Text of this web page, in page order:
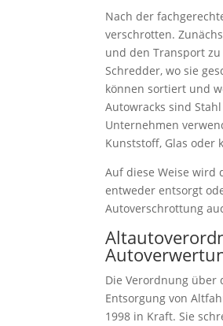
Nach der
verschrotten.
und den Transport
Schredder, wo sie
können sortiert und
Autowracks sind
Unternehmen
Kunststoff, Glas oder
Auf diese Weise wird
entweder entsorgt
Autoverschrottung
Die Verordnung über
Entsorgung von
1998 in Kraft. Sie